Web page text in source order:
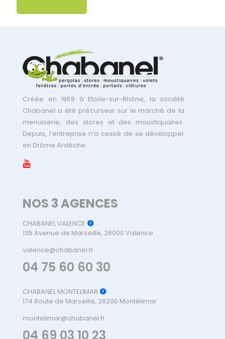
Créée en 1959 à Etoile-sur-Rhône, la société
Chabanel a été précurseur sur le marché de la
menuiserie, des stores et des moustiquaires.
Depuis, l’entreprise n’a cessé de se développer
en Drôme Ardèche.
NOS 3 AGENCES
CHABANEL VALENCE
135 Avenue de Marseille, 26000 Valence
valence@chabanel.fr
04 75 60 60 30
CHABANEL MONTELIMAR
174 Route de Marseille, 26200 Montélimar
montelimar@chabanel.fr
04 69 03 10 23